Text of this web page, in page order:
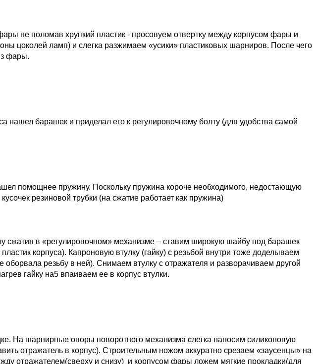
не поломав хрупкий пластик - просовуем отвертку между корпусом фары и
цоколей ламп) и слегка разжимаем «усики» пластиковых шарниров. После чего
фары.
нашел барашек и приделал его к регулировочному болту (для удобства самой
помощнее пружину. Поскольку пружина короче необходимого, недостающую
резиновой трубки (на сжатие работает как пружина)
сжатия в «регулировочном» механизме – ставим широкую шайбу под барашек
корпуса). Капроновую втулку (гайку) с резьбой внутри тоже доделываем
оборвала резьбу в ней). Снимаем втулку с отражателя и разворачиваем другой
гайку на5 впаиваем ее в корпус втулки.
На шарнирные опоры поворотного механизма слегка наносим силиконовую
отражатель в корпус). Строительным ножом аккуратно срезаем «заусенцы» на
отражателем(сверху и снизу) и корпусом фары ложем мягкие прокладки(для